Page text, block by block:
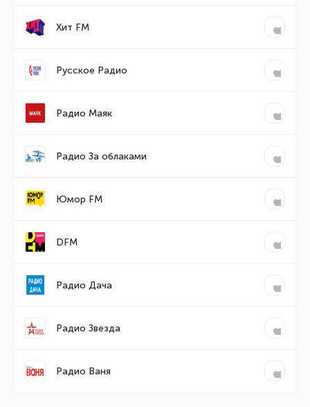
Хит FM
Русское Радио
Радио Маяк
Радио За облаками
Юмор FM
DFM
Радио Дача
Радио Звезда
Радио Ваня